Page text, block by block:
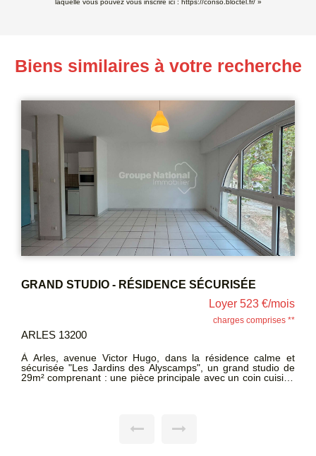
Biens similaires à votre recherche
T2 MEUBLE - ROQUETTE
Loyer 502 €/mois
charges comprises **
ARLES 13200
Dans la rue Molière, quartier de la Roquette, un T2 meublé
de 32,35m² en location à l'année, au 1er étage comprenant :
un coin cuisine, un séjour, une chambre séparée avec